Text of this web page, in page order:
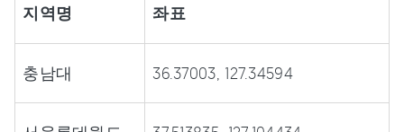
지역명 좌표
충남대 36.37003, 127.34594